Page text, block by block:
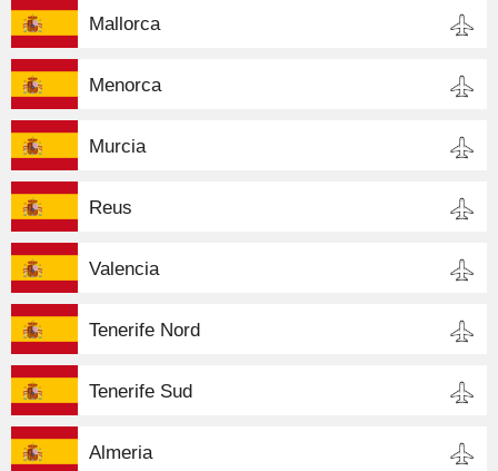
Mallorca
Menorca
Murcia
Reus
Valencia
Tenerife Nord
Tenerife Sud
Almeria